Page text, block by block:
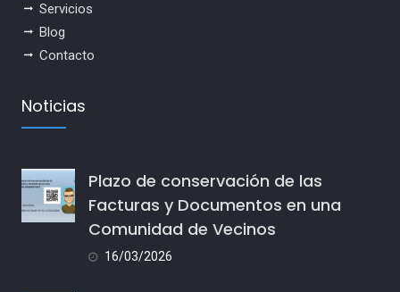
Servicios
Blog
Contacto
Noticias
Plazo de conservación de las
Facturas y Documentos en una
Comunidad de Vecinos
16/03/2026